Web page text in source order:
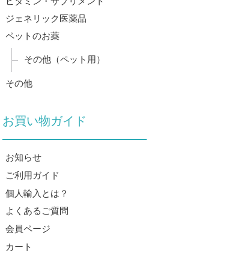
ジェネリック医薬品
ペットのお薬
その他（ペット用）
その他
お買い物ガイド
お知らせ
ご利用ガイド
個人輸入とは？
よくあるご質問
会員ページ
カート